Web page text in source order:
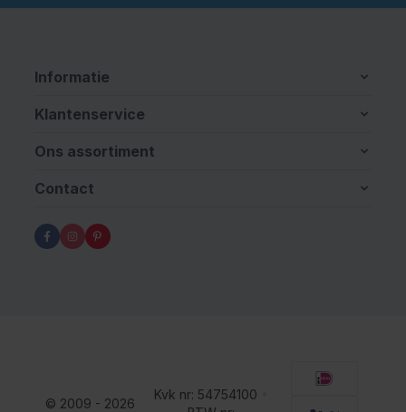
Informatie
Klantenservice
Ons assortiment
Contact
© 2009 - 2026
Kvk nr: 54754100